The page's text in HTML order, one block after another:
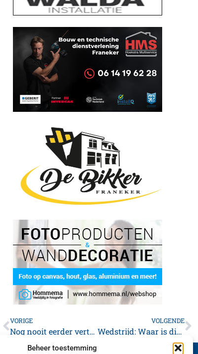
Beheer toestemming
VORIGE
Nog nooit eerder vertoond: Franeker wint NK 50+
VOLGENDE
Wedstrijd: Waar is dit in Franeker?